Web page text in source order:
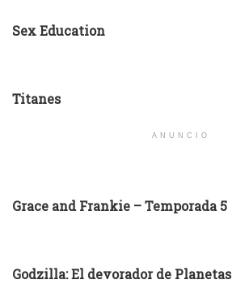
Sex Education
Titanes
ANUNCIO
Grace and Frankie – Temporada 5
Godzilla: El devorador de Planetas